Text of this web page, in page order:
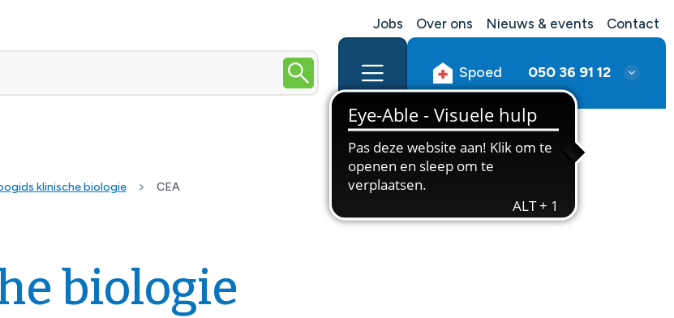
Jobs Over ons Nieuws & events Contact
Spoed 050 36 91 12
klinische biologie CEA
biologie